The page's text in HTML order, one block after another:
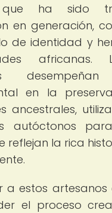
que ha sido
en generación,
de identidad y
africanas.
en la
ancestrales,
autóctonos
reflejan la rica
a estos
el proceso